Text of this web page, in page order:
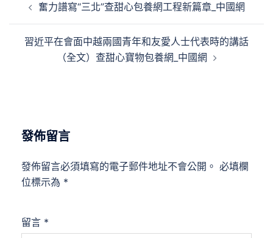
奮力譜寫“三北”查甜心包養網工程新篇章_中國網
習近平在會面中越兩國青年和友愛人士代表時的講話
（全文）查甜心寶物包養網_中國網
發佈留言
發佈留言必須填寫的電子郵件地址不會公開。 必填欄
位標示為 *
留言 *